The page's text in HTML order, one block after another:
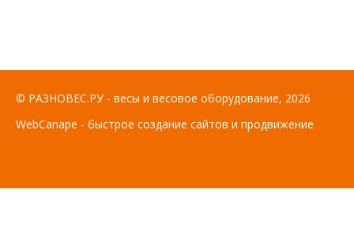
© РАЗНОВЕС.РУ - весы и весовое оборудование, 2026
WebCanape - быстрое создание сайтов и продвижение